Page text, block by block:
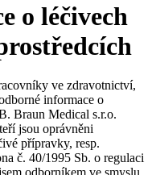
Braun. Vyhledejte náš trh
o léčivech
ve zdravotnictví,
informace o
Braun Medical s.r.o.
jsou oprávněni
přípravky, resp.
č. 40/1995 Sb. o regulaci
odborníkem ve smyslu